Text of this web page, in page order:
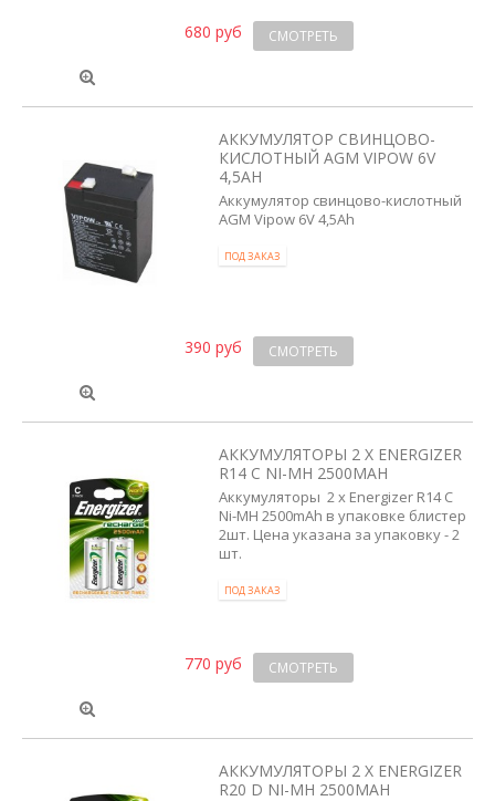
680 руб СМОТРЕТЬ
АККУМУЛЯТОР СВИНЦОВО-
КИСЛОТНЫЙ AGM VIPOW 6V
4,5AH
Аккумулятор свинцово-кислотный
AGM Vipow 6V 4,5Ah
ПОД ЗАКАЗ
390 руб СМОТРЕТЬ
АККУМУЛЯТОРЫ 2 X ENERGIZER
R14 C NI-MH 2500MAH
Аккумуляторы 2 x Energizer R14 C
Ni-MH 2500mAh в упаковке блистер
2шт. Цена указана за упаковку - 2
шт.
ПОД ЗАКАЗ
770 руб СМОТРЕТЬ
АККУМУЛЯТОРЫ 2 X ENERGIZER
R20 D NI-MH 2500MAH